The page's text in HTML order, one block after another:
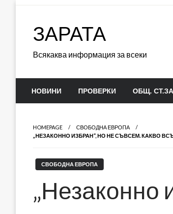
ЗАРАТА
Всякаква информация за всеки
НОВИНИ ПРОВЕРКИ ОБЩ.
HOMEPAGE
СВОБОДНА ЕВРОПА
„НЕЗАКОННО ИЗБРАН“, НО НЕ СЪВСЕМ. КАКВО
СВОБОДНА ЕВРОПА
„Незаконно